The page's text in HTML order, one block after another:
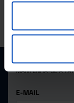
A PORDATA É UM
SANTOS.
MANTENHA-SE A
E-MAIL